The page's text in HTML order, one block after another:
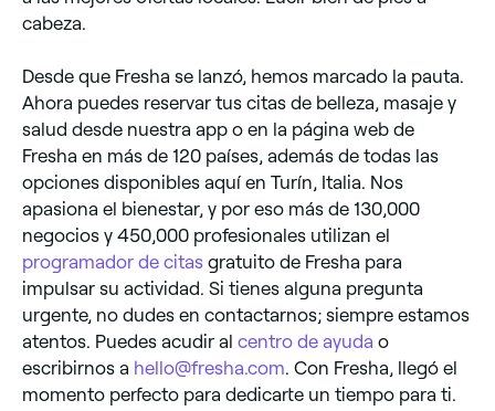
cabeza.
Desde que Fresha se lanzó, hemos marcado la pauta.
Ahora puedes reservar tus citas de belleza, masaje y
salud desde nuestra app o en la página web de
Fresha en más de 120 países, además de todas las
opciones disponibles aquí en Turín, Italia. Nos
apasiona el bienestar, y por eso más de 130,000
negocios y 450,000 profesionales utilizan el
programador de citas gratuito de Fresha para
impulsar su actividad. Si tienes alguna pregunta
urgente, no dudes en contactarnos; siempre estamos
atentos. Puedes acudir al centro de ayuda o
escribirnos a hello@fresha.com. Con Fresha, llegó el
momento perfecto para dedicarte un tiempo para ti.